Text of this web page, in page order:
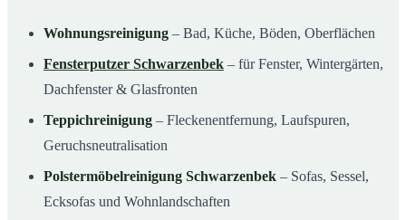
Wohnungsreinigung – Bad, Küche, Böden, Oberflächen
Fensterputzer Schwarzenbek – für Fenster, Wintergärten,
Dachfenster & Glasfronten
Teppichreinigung – Fleckenentfernung, Laufspuren,
Geruchsneutralisation
Polstermöbelreinigung Schwarzenbek – Sofas, Sessel,
Ecksofas und Wohnlandschaften